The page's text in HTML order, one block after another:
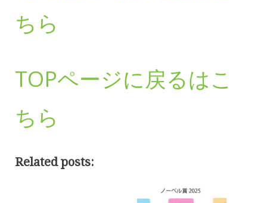
ちら
TOPページに戻るはこ
ちら
Related posts: